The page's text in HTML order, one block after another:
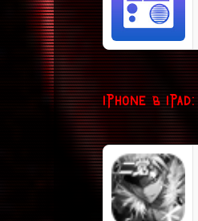
iPhone & iPad: